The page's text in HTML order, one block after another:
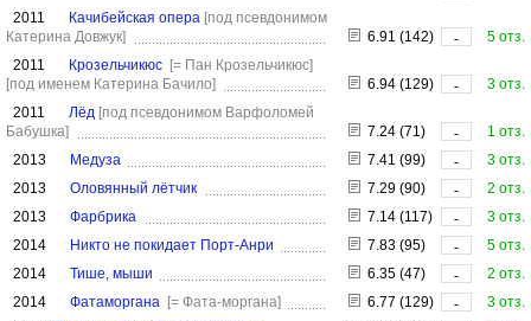
2011
Качибейская опера [под псевдонимом
Катерина Довжук]
6.91 (142) -
5 отз.
2011
Крозельчикюс [= Пан Крозельчикюс]
[под именем Катерина Бачило]
6.94 (129) -
3 отз.
2011
Лёд [под псевдонимом Варфоломей
Бабушка]
7.24 (71) -
1 отз.
2013
Медуза 7.41 (99) -
3 отз.
2013
Оловянный лётчик 7.29 (90) -
2 отз.
2013
Фарбрика 7.14 (117) -
3 отз.
2014
Никтo не покидает Порт-Анри 7.83 (95) -
5 отз.
2014
Тише, мыши 6.35 (47) -
2 отз.
2014
Фатаморгана [= Фата-моргана] 6.77 (129) -
3 отз.